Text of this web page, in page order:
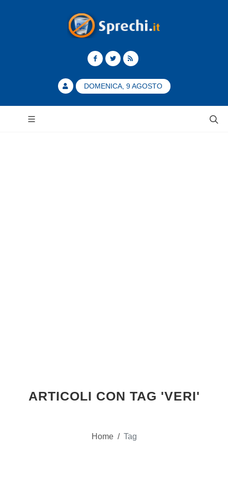
DOMENICA, 9 AGOSTO
ARTICOLI CON TAG 'VERI'
Home / Tag